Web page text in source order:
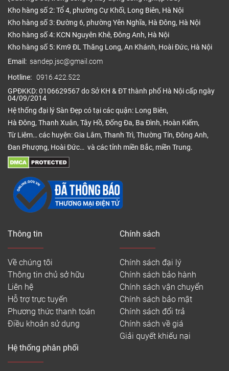
Kho hàng số 2: Tổ 4, phường Cự Khối, Long Biên, Hà Nội
Kho hàng số 3: Đường 6, phường Yên Nghĩa, Hà Đông, Hà Nội
Kho hàng số 4: KCN Nguyên Khê, Đông Anh, Hà Nội
Kho hàng số 5: Km9 ĐL Thăng Long, An Khánh, Hoài Đức, Hà Nội
Email: sandep.jsc@gmail.com
Hotline: 0916.422.522
GPĐKKD: 0106629567 do Sở KH & ĐT thành phố Hà Nội cấp ngày
04/09/2014
Hệ thống đại lý Sàn Đẹp có tại các quận: Long Biên,
Hà Đông, Thanh Xuân, Tây Hồ, Đống Đa, Ba Đình, Hoàn Kiếm,
Từ Liêm… các huyện: Gia Lâm, Thanh Trì, Thường Tín, Đông Anh,
Đan Phượng, Hoài Đức… và các tỉnh miền Bắc, miền Trung.
Thông tin
Về chúng tôi
Thông tin chủ sở hữu
Liên hệ
Hỗ trợ trực tuyến
Phương thức thanh toán
Điều khoản sử dụng
Chính sách
Chính sách đại lý
Chính sách bảo hành
Chính sách vận chuyển
Chính sách bảo mật
Chính sách đổi trả
Chính sách về giá
Giải quyết khiếu nại
Hệ thống phân phối